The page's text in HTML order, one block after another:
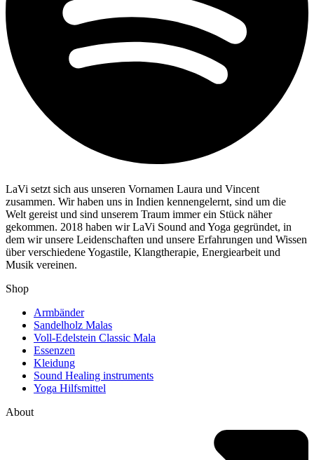
LaVi setzt sich aus unseren Vornamen Laura und Vincent
zusammen. Wir haben uns in Indien kennengelernt, sind um die
Welt gereist und sind unserem Traum immer ein Stück näher
gekommen. 2018 haben wir LaVi Sound and Yoga gegründet, in
dem wir unsere Leidenschaften und unsere Erfahrungen und Wissen
über verschiedene Yogastile, Klangtherapie, Energiearbeit und
Musik vereinen.
Shop
Armbänder
Sandelholz Malas
Voll-Edelstein Classic Mala
Essenzen
Kleidung
Sound Healing instruments
Yoga Hilfsmittel
About